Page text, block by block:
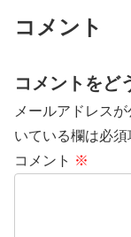
コメント
コメントをど
メールアドレス
いている欄は必須
コメント ※